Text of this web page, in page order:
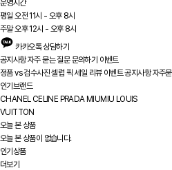
운영시간
평일 오전 11시 - 오후 8시
주말 오후 12시 - 오후 8시
카카오톡 상담하기
공지사항자주 묻는 질문문의하기 이벤트
정품 vs검수사진셀럽 픽 세일 리뷰 이벤트공지사항 자주
인기브랜드
CHANEL CELINE PRADA MIUMIU LOUIS
VUITTON
오늘 본 상품
오늘 본 상품이 없습니다.
인기상품
더보기